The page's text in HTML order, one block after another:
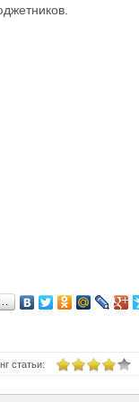
статьи: